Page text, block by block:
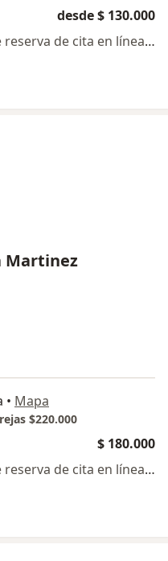
desde $ 130.000
Este especialista no ofrece reserva de cita en línea en esta dirección.
Martinez
• Mapa
$220.000
$ 180.000
Este especialista no ofrece reserva de cita en línea en esta dirección.